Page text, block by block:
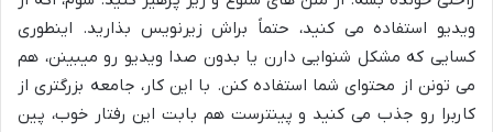
ویدیو استفاده می کنید، حتماً براش زیرنویس بذارید. اینطوری
کسایی که مشکل شنوایی دارن یا بدون صدا ویدیو رو میبینن، هم
می تونن از محتوای شما استفاده کنن. با این کار، جامعه بزرگتری از
کاربرا رو جذب می کنید و پینترست هم بابت این رفتار خوب، پین